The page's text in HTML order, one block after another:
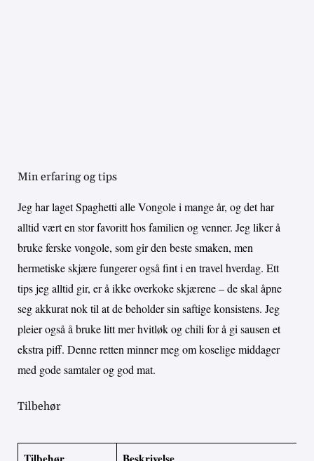
Min erfaring og tips
Jeg har laget Spaghetti alle Vongole i mange år, og det har
alltid vært en stor favoritt hos familien og venner. Jeg liker å
bruke ferske vongole, som gir den beste smaken, men
hermetiske skjære fungerer også fint i en travel hverdag. Ett
tips jeg alltid gir, er å ikke overkoke skjærene – de skal åpne
seg akkurat nok til at de beholder sin saftige konsistens. Jeg
pleier også å bruke litt mer hvitløk og chili for å gi sausen et
ekstra piff. Denne retten minner meg om koselige middager
med gode samtaler og god mat.
Tilbehør